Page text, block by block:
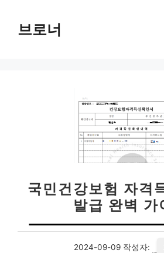
브로너
국민건강보험 자격
발급 완벽 가
2024-09-09 작성자: